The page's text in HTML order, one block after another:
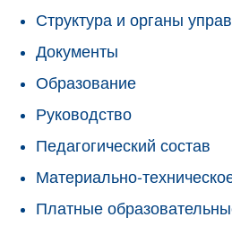
Структура и органы
Документы
Образование
Руководство
Педагогический состав
Материально-
Платные